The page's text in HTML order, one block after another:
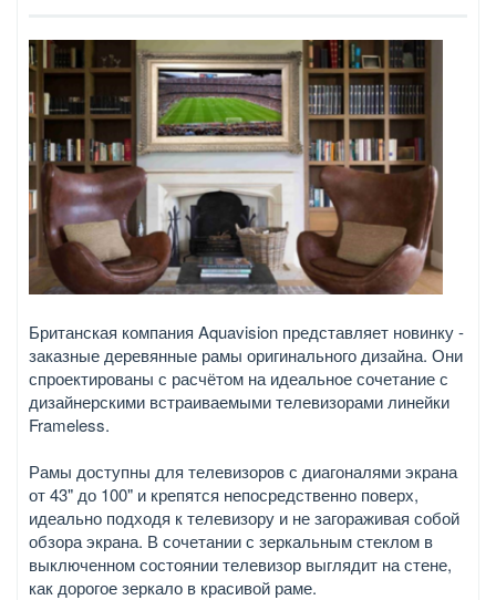
Британская компания Aquavision представляет новинку -
заказные деревянные рамы оригинального дизайна. Они
спроектированы с расчётом на идеальное сочетание с
дизайнерскими встраиваемыми телевизорами линейки
Frameless.
Рамы доступны для телевизоров с диагоналями экрана
от 43" до 100" и крепятся непосредственно поверх,
идеально подходя к телевизору и не загораживая собой
обзора экрана. В сочетании с зеркальным стеклом в
выключенном состоянии телевизор выглядит на стене,
как дорогое зеркало в красивой раме.